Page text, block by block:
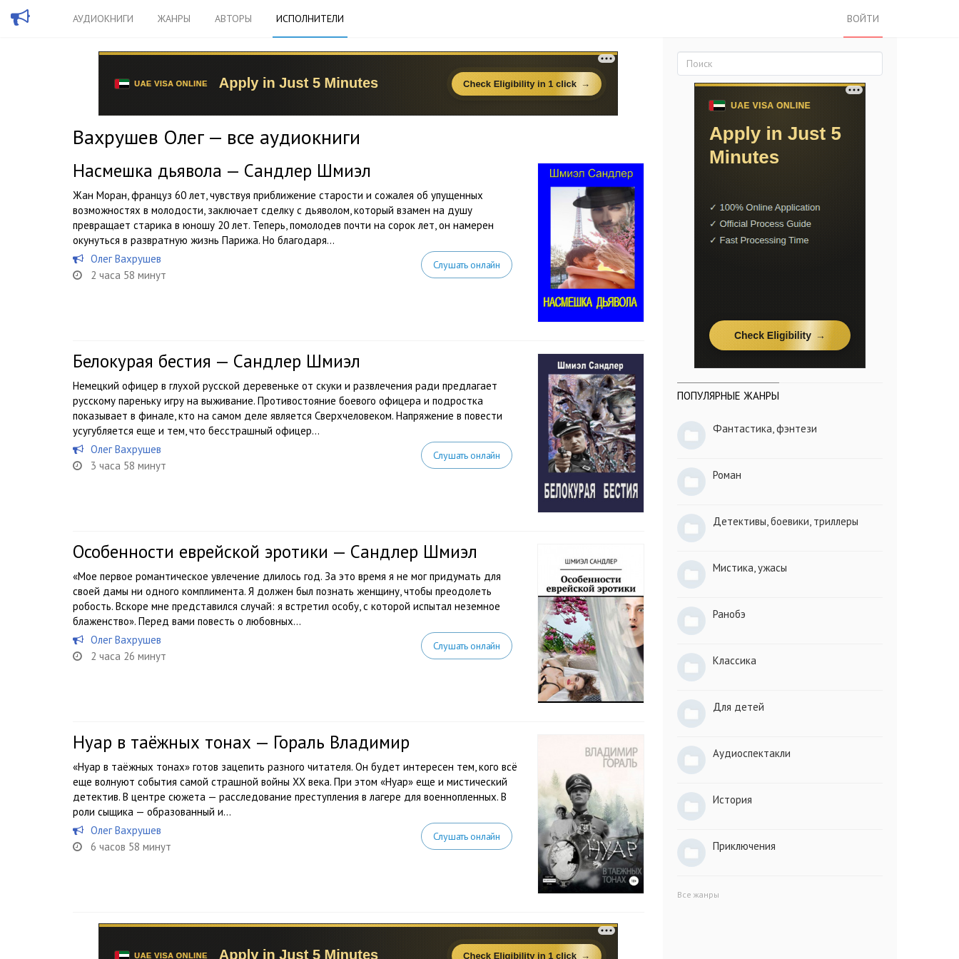
АУДИОКНИГИ ЖАНРЫ АВТОРЫ ИСПОЛНИТЕЛИ ВОЙТИ
Вахрушев Олег — все аудиокниги
Насмешка дьявола — Сандлер Шмиэл
Жан Моран, француз 60 лет, чувствуя приближение старости и сожалея об упущенных
возможностях в молодости, заключает сделку с дьяволом, который взамен на душу
превращает старика в юношу 20 лет. Теперь, помолодев почти на сорок лет, он намерен
окунуться в развратную жизнь Парижа. Но благодаря...
Олег Вахрушев
2 часа 58 минут
Слушать онлайн
Белокурая бестия — Сандлер Шмиэл
Немецкий офицер в глухой русской деревеньке от скуки и развлечения ради предлагает
русскому пареньку игру на выживание. Противостояние боевого офицера и подростка
показывает в финале, кто на самом деле является Сверхчеловеком. Напряжение в повести
усугубляется еще и тем, что бесстрашный офицер...
Олег Вахрушев
3 часа 58 минут
Слушать онлайн
Особенности еврейской эротики — Сандлер Шмиэл
«Мое первое романтическое увлечение длилось год. За это время я не мог придумать для
своей дамы ни одного комплимента. Я должен был познать женщину, чтобы преодолеть
робость. Вскоре мне представился случай: я встретил особу, с которой испытал неземное
блаженство». Перед вами повесть о любовных...
Олег Вахрушев
2 часа 26 минут
Слушать онлайн
Нуар в таёжных тонах — Гораль Владимир
«Нуар в таёжных тонах» готов зацепить разного читателя. Он будет интересен тем, кого всё
еще волнуют события самой страшной войны XX века. При этом «Нуар» еще и мистический
детектив. В центре сюжета — расследование преступления в лагере для военнопленных. В
роли сыщика — образованный и...
Олег Вахрушев
6 часов 58 минут
Слушать онлайн
ПОПУЛЯРНЫЕ ЖАНРЫ
Фантастика, фэнтези
Роман
Детективы, боевики, триллеры
Мистика, ужасы
Ранобэ
Классика
Для детей
Аудиоспектакли
История
Приключения
Все жанры